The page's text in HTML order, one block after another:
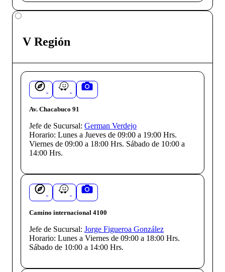
V Región
Av. Chacabuco 91
Jefe de Sucursal: German Verdejo
Horario: Lunes a Jueves de 09:00 a 19:00 Hrs.
Viernes de 09:00 a 18:00 Hrs. Sábado de 10:00 a
14:00 Hrs.
Camino internacional 4100
Jefe de Sucursal: Jorge Figueroa González
Horario: Lunes a Viernes de 09:00 a 18:00 Hrs.
Sábado de 10:00 a 14:00 Hrs.